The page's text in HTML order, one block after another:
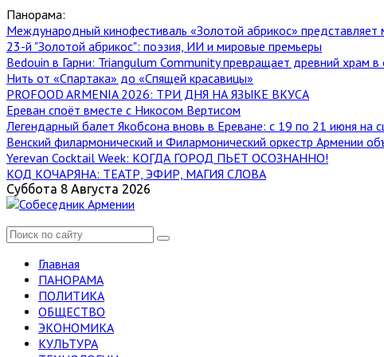
Панорама:
Международный кинофестиваль «Золотой абрикос»
23-й "Золотой абрикос": поэзия, ИИ и мировые премьеры
Bedouin в Гарни: Triangulum Community превращает древний храм в
Нить от «Спартака» до «Спящей красавицы»
PROFOOD ARMENIA 2026: ТРИ ДНЯ НА ЯЗЫКЕ ВКУСА
Ереван споёт вместе с Никосом Вертисом
Легендарный балет Якобсона вновь в Ереване: с 19 по 21 июня на
Венский филармонический и Филармонический оркестр Армении
Yerevan Cocktail Week: КОГДА ГОРОД ПЬЕТ ОСОЗНАННО!
КОД КОЧАРЯНА: ТЕАТР, ЭФИР, МАГИЯ СЛОВА
Суббота 8 Августа 2026
Главная
ПАНОРАМА
ПОЛИТИКА
ОБЩЕСТВО
ЭКОНОМИКА
КУЛЬТУРА